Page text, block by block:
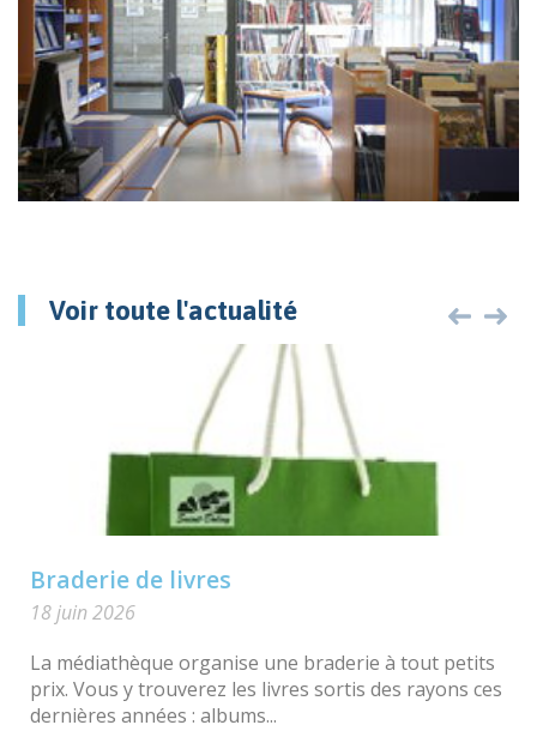
Voir toute l'actualité
Braderie de livres
18 juin 2026
La médiathèque organise une braderie à tout petits
prix. Vous y trouverez les livres sortis des rayons ces
dernières années : albums...